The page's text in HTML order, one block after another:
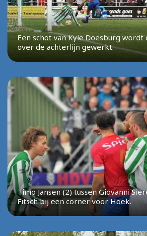
Een schot van Kyle Doesburg wordt
over de achterlijn gewerkt.
Timo Jansen (2) tussen Giovanni
Fitsch bij een corner voor Hoek.